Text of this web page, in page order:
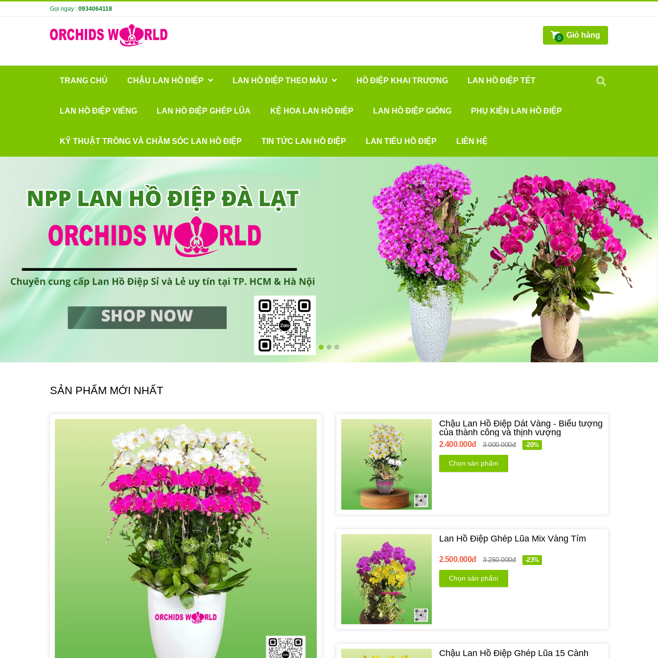
SẢN PHẨM MỚI NHẤT
Chậu Lan Hồ Điệp Dát Vàng - Biểu tượng
của thành công và thịnh vượng
2.400.000đ 3.000.000đ -20%
Chọn sản phẩm
Lan Hồ Điệp Ghép Lũa Mix Vàng Tím
2.500.000đ 3.250.000đ -23%
Chọn sản phẩm
Chậu Lan Hồ Điệp Ghép Lũa 15 Cành
Gọi ngay : 0934064118
0 Giỏ hàng
TRANG CHỦ CHẬU LAN HỒ ĐIỆP LAN HỒ ĐIỆP THEO MÀU HỒ ĐIỆP KHAI TRƯƠNG LAN HỒ ĐIỆP TẾT
LAN HỒ ĐIỆP VIẾNG LAN HỒ ĐIỆP GHÉP LŨA KỆ HOA LAN HỒ ĐIỆP LAN HỒ ĐIỆP GIỐNG PHỤ KIỆN LAN HỒ ĐIỆP
KỸ THUẬT TRỒNG VÀ CHĂM SÓC LAN HỒ ĐIỆP TIN TỨC LAN HỒ ĐIỆP LAN TIỂU HỒ ĐIỆP LIÊN HỆ